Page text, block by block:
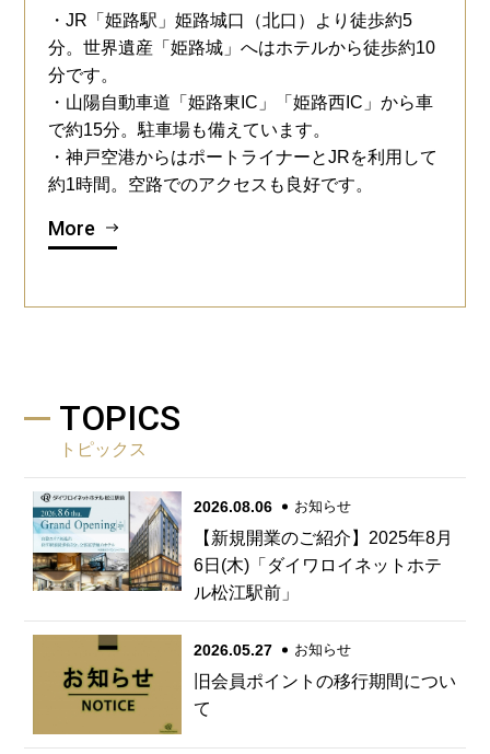
・JR「姫路駅」姫路城口（北口）より徒歩約5
分。世界遺産「姫路城」へはホテルから徒歩約10
分です。
・山陽自動車道「姫路東IC」「姫路西IC」から車
で約15分。駐車場も備えています。
・神戸空港からはポートライナーとJRを利用して
約1時間。空路でのアクセスも良好です。
More
TOPICS
トピックス
2026.08.06 お知らせ
【新規開業のご紹介】2025年8月
6日(木)「ダイワロイネットホテ
ル松江駅前」
2026.05.27 お知らせ
旧会員ポイントの移行期間につい
て